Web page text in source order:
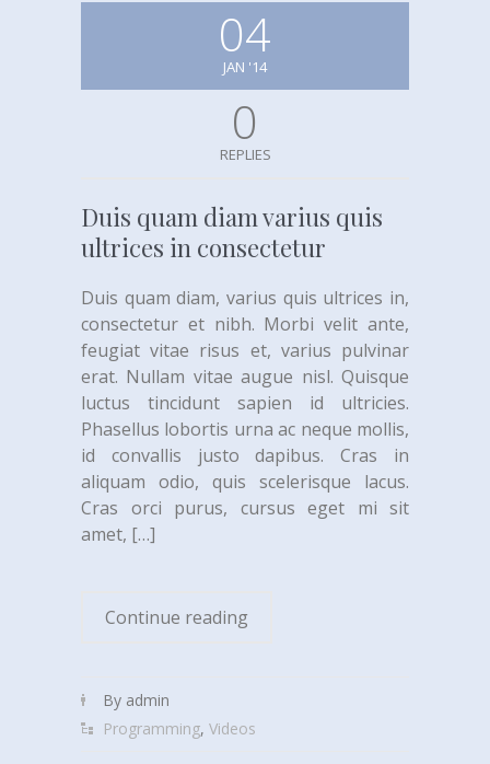
04
JAN '14
0
REPLIES
Duis quam diam varius quis
ultrices in consectetur
Duis quam diam, varius quis ultrices in,
consectetur et nibh. Morbi velit ante,
feugiat vitae risus et, varius pulvinar
erat. Nullam vitae augue nisl. Quisque
luctus tincidunt sapien id ultricies.
Phasellus lobortis urna ac neque mollis,
id convallis justo dapibus. Cras in
aliquam odio, quis scelerisque lacus.
Cras orci purus, cursus eget mi sit
amet, […]
Continue reading
By admin
Programming, Videos